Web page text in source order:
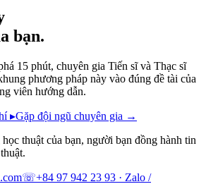
bạn.
15 phút, chuyên gia Tiến sĩ và Thạc sĩ
phương pháp này vào đúng đề tài của
viên hướng dẫn.
▸Gặp đội ngũ chuyên gia →
học thuật của bạn, người bạn đồng hành tin
☏+84 97 942 23 93 · Zalo /